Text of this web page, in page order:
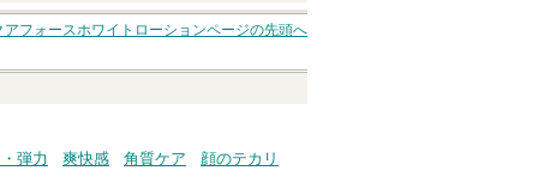
アフォースホワイトローションページの先頭へ
弾力 爽快感 角質ケア
顔のテカリ